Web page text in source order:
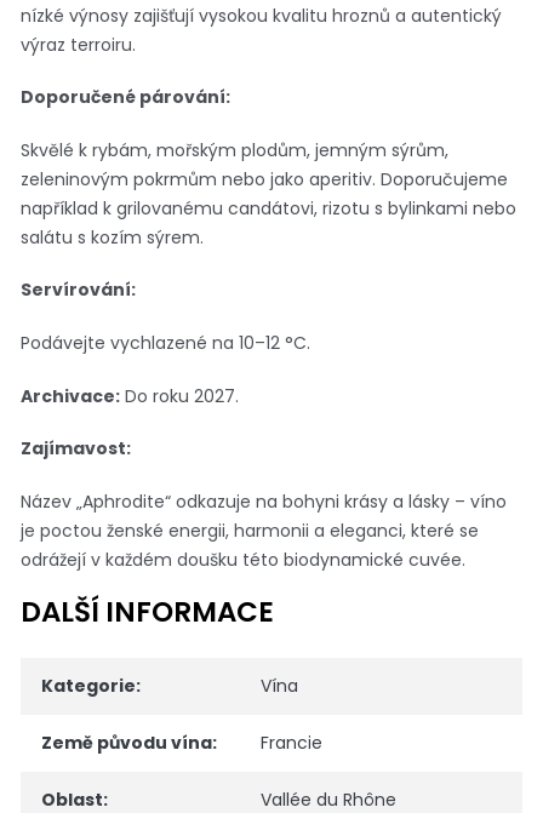
nízké výnosy zajišťují vysokou kvalitu hroznů a autentický
výraz terroiru.
Doporučené párování:
Skvělé k rybám, mořským plodům, jemným sýrům,
zeleninovým pokrmům nebo jako aperitiv. Doporučujeme
například k grilovanému candátovi, rizotu s bylinkami nebo
salátu s kozím sýrem.
Servírování:
Podávejte vychlazené na 10–12 °C.
Archivace: Do roku 2027.
Zajímavost:
Název „Aphrodite“ odkazuje na bohyni krásy a lásky – víno
je poctou ženské energii, harmonii a eleganci, které se
odrážejí v každém doušku této biodynamické cuvée.
DALŠÍ INFORMACE
Kategorie: Vína
Země původu vína: Francie
Oblast: Vallée du Rhône